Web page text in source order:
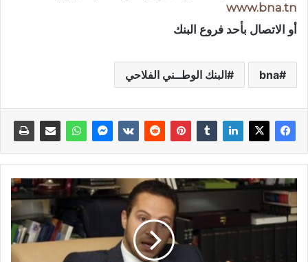
www.bna.tn
أو الاتصال بأحد فروع البنك
bna البنك الوطــني الفلاحي